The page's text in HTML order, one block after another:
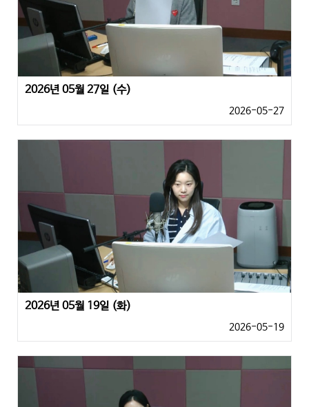
2026년 05월 27일 (수)
2026-05-27
2026년 05월 19일 (화)
2026-05-19